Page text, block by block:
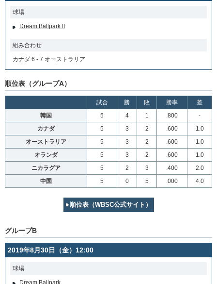
球場
Dream Ballpark II
組み合わせ
カナダ 6 - 7 オーストラリア
順位表（グループA）
試合 勝 敗 勝率
差
韓国
5 4 1 .800
-
カナダ
5 3 2 .600
1.0
オーストラリア
5 3 2 .600
1.0
オランダ
5 3 2 .600
1.0
ニカラグア
5 2 3 .400
2.0
中国
5 0 5 .000 4.0
順位表（WBSC公式サイト）
グループB
2019年8月30日（金）12:00
球場
Dream Ballpark